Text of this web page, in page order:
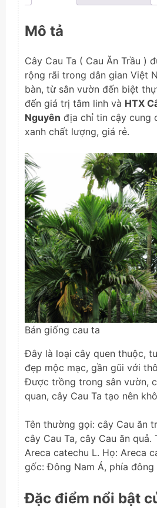
Mô tả
Cây Cau Ta ( Cau Ăn Trầu )
rộng rãi trong dân gian Việt
bàn, từ sân vườn đến biệt
đến giá trị tâm linh và HTX
Nguyên địa chỉ tin cậy cung
xanh chất lượng, giá rẻ.
Bán giống cau ta
Đây là loại cây quen thuộc,
đẹp mộc mạc, gần gũi với
Được trồng trong sân vườn,
quan, cây Cau Ta tạo nên
Tên thường gọi: cây Cau ăn
cây Cau Ta, cây Cau ăn quả.
Areca catechu L. Họ: Areca
gốc: Đông Nam Á, phía đông
Đặc điểm nổi bật